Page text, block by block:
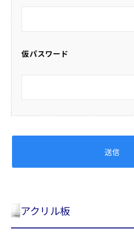
アクリル板
仮パスワード
送信